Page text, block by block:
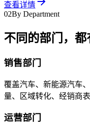
查看详情
02By Department
不同的部门，
销售部门
覆盖汽车、新能源汽车
量、区域转化、经销商
运营部门